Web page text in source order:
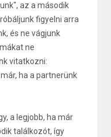
az a második
figyelni arra
és ne vágjunk
ne
vitatkozni:
ha a partnerünk
a legjobb, ha már
találkozót, így